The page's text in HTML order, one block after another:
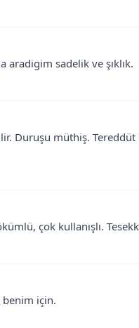
aradigim sadelik ve şıklık.
Duruşu müthiş.
çok kullanışlı.
benim için.